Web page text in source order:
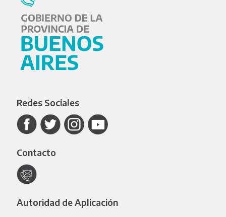
Redes Sociales
Contacto
Autoridad de Aplicación